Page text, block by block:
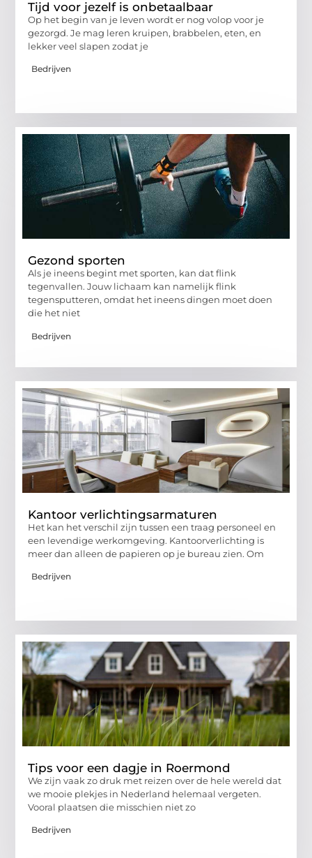
Tijd voor jezelf is onbetaalbaar
Op het begin van je leven wordt er nog volop voor je
gezorgd. Je mag leren kruipen, brabbelen, eten, en
lekker veel slapen zodat je
Bedrijven
Gezond sporten
Als je ineens begint met sporten, kan dat flink
tegenvallen. Jouw lichaam kan namelijk flink
tegensputteren, omdat het ineens dingen moet doen
die het niet
Bedrijven
Kantoor verlichtingsarmaturen
Het kan het verschil zijn tussen een traag personeel en
een levendige werkomgeving. Kantoorverlichting is
meer dan alleen de papieren op je bureau zien. Om
Bedrijven
Tips voor een dagje in Roermond
We zijn vaak zo druk met reizen over de hele wereld dat
we mooie plekjes in Nederland helemaal vergeten.
Vooral plaatsen die misschien niet zo
Bedrijven